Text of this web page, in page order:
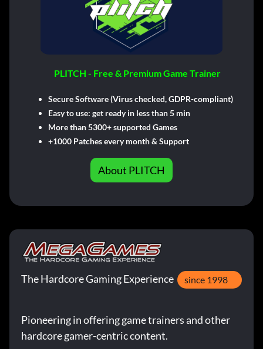
PLITCH - Free & Premium Game Trainer
Secure Software (Virus checked, GDPR-compliant)
Easy to use: get ready in less than 5 min
More than 5300+ supported Games
+1000 Patches every month & Support
About PLITCH
The Hardcore Gaming Experience since 1998
Pioneering in offering game trainers and other
hardcore gamer-centric content.